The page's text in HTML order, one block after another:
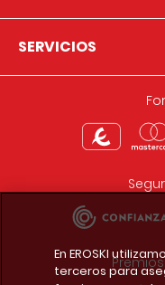
SERVICIOS
En EROSKI
terceros para